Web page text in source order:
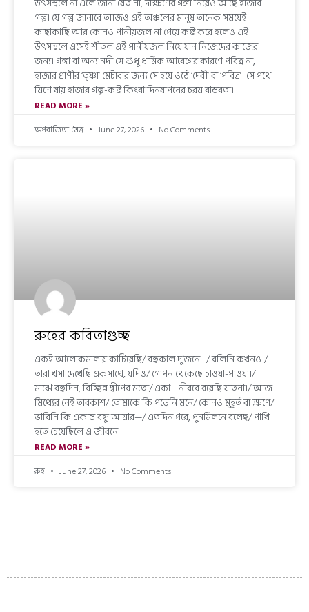
গল্প। যে গল্প জানাবে আজও এই অঞ্চলের মানুষ অনেক সময়েই
কাছাকাছি আর কোনও পানীয়জল না পেয়ে কষ্ট করে হলেও এই
উৎসস্থলে এসেই শীতল এই পানীয়জল নিয়ে যান নিজেদের কাজের
জন্য। গঙ্গা বা অন্য নদী সে শুধু ধার্মিক আবেগের কারণে পবিত্র না,
হাজার প্রাণীর ‘তৃষ্ণা’ মেটাবার জন্য সে হয়ে ওঠে ‘দেবী’ বা ‘পবিত্র’। সে পথে
মিশে যায় হাজার গল্প-কষ্ট কিংবা দিনযাপনের চরম বাস্তবতা।
READ MORE »
অপরাজিতা মৈত্র
June 27, 2026 No Comments
রুহের কবিতাগুচ্ছ
একই আলোকমালায় কাটিয়েছি/ বহুকাল দু’জনে…/ বলিনি কখনও।/
তারা খসা দেখেছি একসাথে, যদিও/ গোপন থেকেছে চাওয়া-পাওয়া।/
মাঝে বহুদিন, বিচ্ছিন্ন দ্বীপের মতো/ একা… নীরবে বয়েছি যাতনা।/ আজ
মিথ্যের নেই অবকাশ/ তোমাকে কি পড়েনি মনে/ কোনও মুহূর্ত বা ক্ষণে/
ভাবিনি কি একান্ত বন্ধু আমার—/ এতদিন পরে, পুনর্মিলনে বলেছ/ পাখি
হতে চেয়েছিলে এ জীবনে
READ MORE »
রুহ
June 27, 2026 No Comments